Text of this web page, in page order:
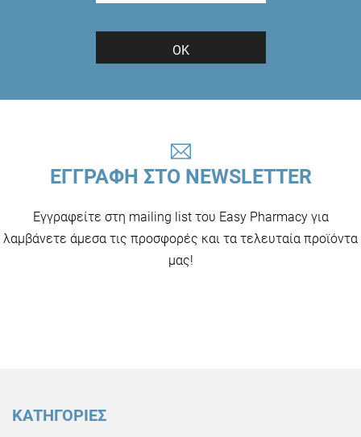
ΟΚ
ΕΓΓΡΑΦΗ ΣΤΟ NEWSLETTER
Εγγραφείτε στη mailing list του Easy Pharmacy για
λαμβάνετε άμεσα τις προσφορές και τα τελευταία προϊόντα
μας!
ΚΑΤΗΓΟΡΙΕΣ